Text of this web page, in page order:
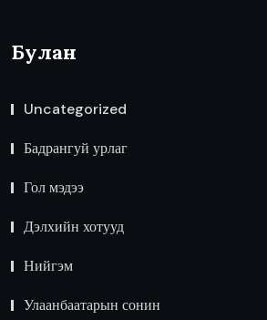
Булан
Uncategorized
Бадрангуй урлаг
Гол мэдээ
Дэлхийн хотууд
Нийгэм
Улаанбаатарын сонин